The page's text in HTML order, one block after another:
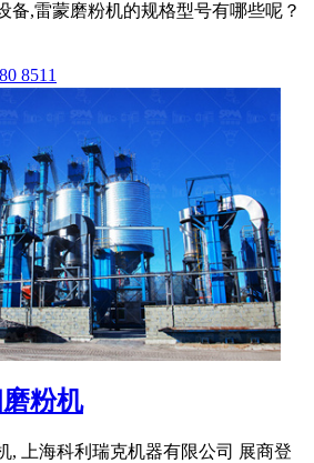
备,雷蒙磨粉机的规格型号有哪些呢？
8511
粉机
, 上海科利瑞克机器有限公司 展商登